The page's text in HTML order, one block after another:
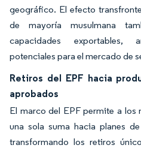
geográfico. El efecto
de mayoría musulmana
capacidades exportables,
potenciales para el mercado de
Retiros del EPF hacia
aprobados
El marco del EPF permite a los
una sola suma hacia planes
transformando los retiros